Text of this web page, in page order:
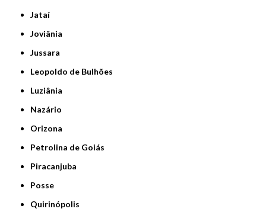
Jataí
Joviânia
Jussara
Leopoldo de Bulhões
Luziânia
Nazário
Orizona
Petrolina de Goiás
Piracanjuba
Posse
Quirinópolis